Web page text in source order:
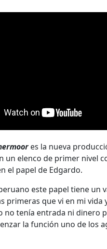
es la nueva
un elenco de primer nivel
el papel de Edgardo.
este papel tiene un
primeras que vi en mi
no tenía entrada ni dinero
la función uno de los